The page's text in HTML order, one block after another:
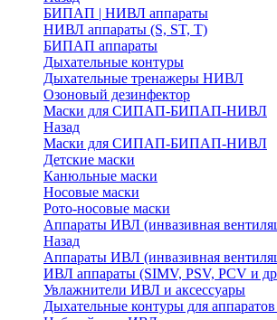
БИПАП | НИВЛ аппараты
НИВЛ аппараты (S, ST, T)
БИПАП аппараты
Дыхательные контуры
Дыхательные тренажеры НИВЛ
Озоновый дезинфектор
Маски для СИПАП-БИПАП-НИВЛ
Назад
Маски для СИПАП-БИПАП-НИВЛ
Детские маски
Канюльные маски
Носовые маски
Рото-носовые маски
Аппараты ИВЛ (инвазивная
Назад
Аппараты ИВЛ (инвазивная
ИВЛ аппараты (SIMV, PSV, PCV и
Увлажнители ИВЛ и аксессуары
Дыхательные контуры для